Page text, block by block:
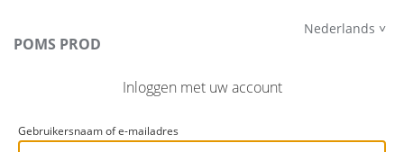
POMS PROD
Nederlands
Inloggen met uw account
Gebruikersnaam of e-mailadres